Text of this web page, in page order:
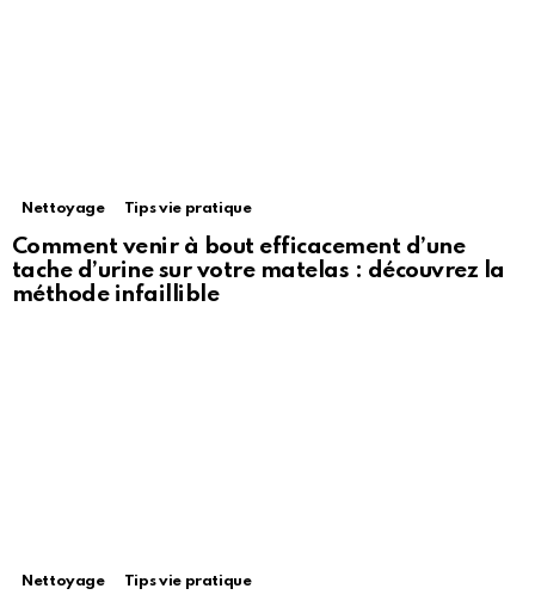
Nettoyage Tips vie pratique
Comment venir à bout efficacement d’une
tache d’urine sur votre matelas : découvrez la
méthode infaillible
Nettoyage Tips vie pratique